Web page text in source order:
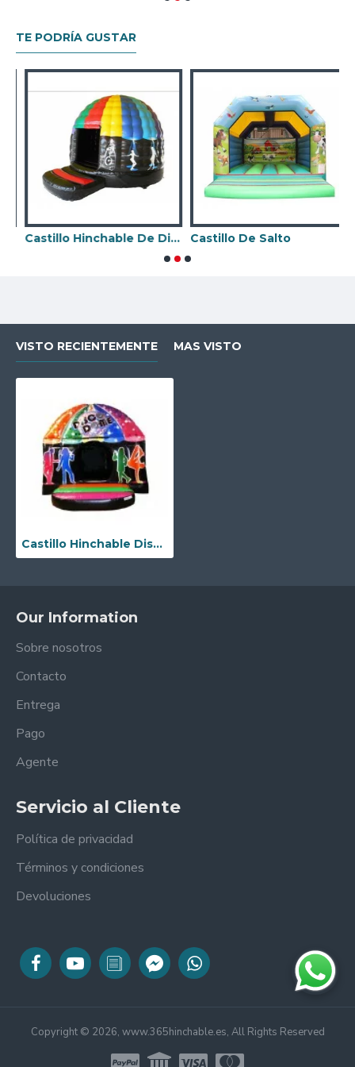
TE PODRÍA GUSTAR
Castillo Hinchable De Discoteca Castillo De Salto
VISTO RECIENTEMENTE MAS VISTO
Castillo Hinchable Disco Club
Our Information
Sobre nosotros
Contacto
Entrega
Pago
Agente
Servicio al Cliente
Política de privacidad
Términos y condiciones
Devoluciones
Copyright © 2026, www.365hinchable.es, All Rights Reserved